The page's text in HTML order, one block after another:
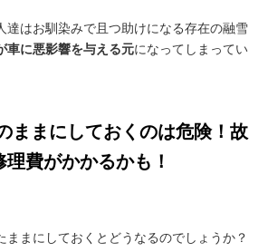
達はお馴染みで且つ助けになる存在の融雪
車に悪影響を与える元になってしまってい
ままにしておくのは危険！故
理費がかかるかも！
ままにしておくとどうなるのでしょうか？